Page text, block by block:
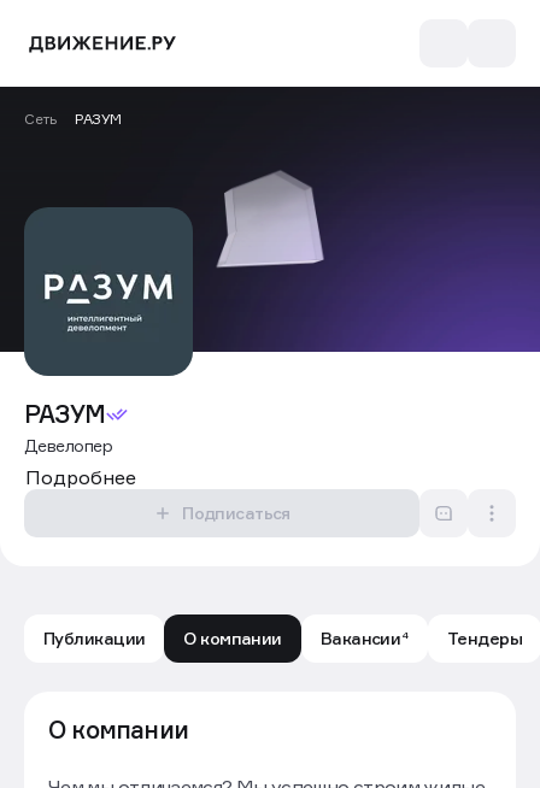
Сеть РАЗУМ
РАЗУМ
Девелопер
Подробнее
Подписаться
Публикации О компании Вакансии 4 Тендеры
О компании